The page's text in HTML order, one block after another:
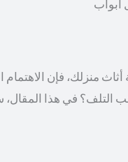
أثاث منزلك، فإن
التلف؟ في هذا